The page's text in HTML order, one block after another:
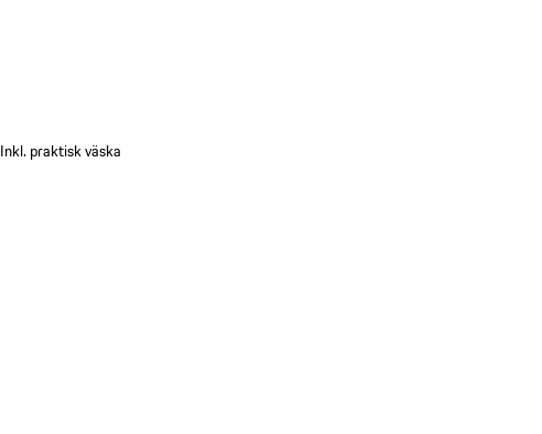
Inkl. praktisk väska